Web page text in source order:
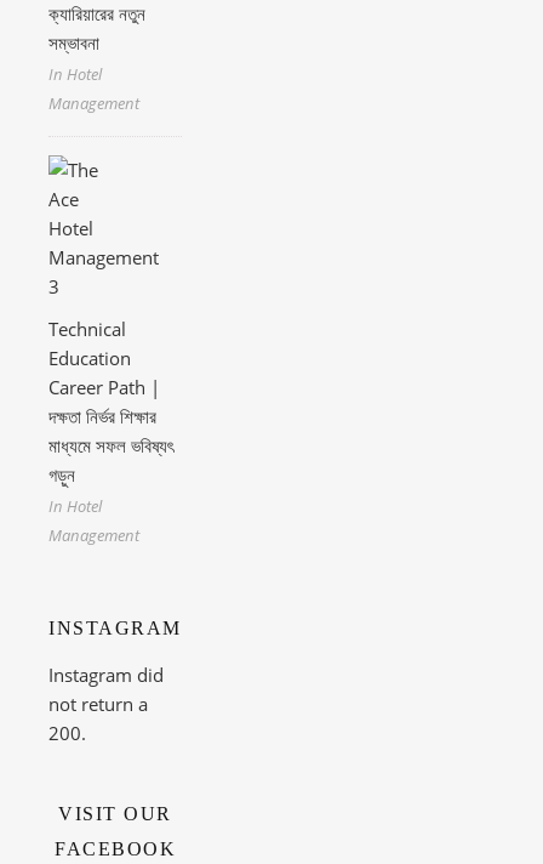
ক্যারিয়ারের নতুন
সম্ভাবনা
In Hotel
Management
Technical
Education
Career Path |
দক্ষতা নির্ভর শিক্ষার
মাধ্যমে সফল ভবিষ্যৎ
গড়ুন
In Hotel
Management
INSTAGRAM
Instagram did
not return a
200.
VISIT OUR
FACEBOOK